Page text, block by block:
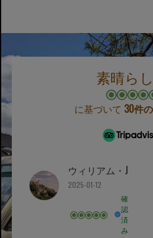
素晴ら
に基づいて 30件
ウィリアム・J
2025-01-12
確
認
済
み